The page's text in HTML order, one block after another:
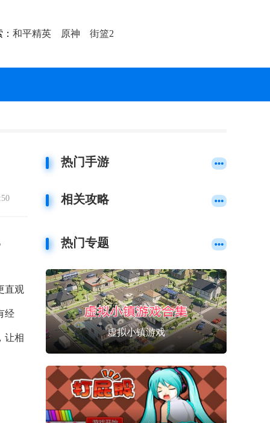
和平精英 原神 街篮2
直观
经
让相
热门手游
相关攻略
热门专题
虚拟小镇游戏